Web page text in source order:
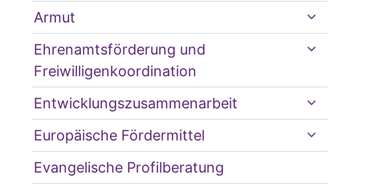
Armut
Ehrenamtsförderung und
Freiwilligenkoordination
Entwicklungszusammenarbeit
Europäische Fördermittel
Evangelische Profilberatung